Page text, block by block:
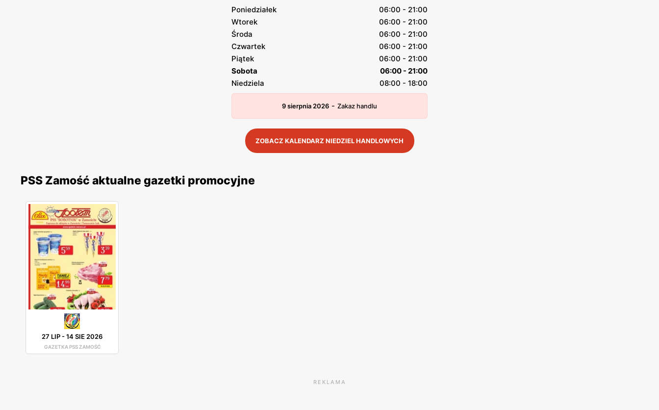
Poniedziałek
06:00 - 21:00
Wtorek
06:00 - 21:00
Środa
06:00 - 21:00
Czwartek
06:00 - 21:00
Piątek
06:00 - 21:00
Sobota
06:00 - 21:00
Niedziela
08:00 - 18:00
9 sierpnia 2026 - Zakaz handlu
ZOBACZ KALENDARZ NIEDZIEL HANDLOWYCH
PSS Zamość aktualne gazetki promocyjne
27 LIP-14 SIE 2026
GAZETKA PSS ZAMOŚĆ
REKLAMA